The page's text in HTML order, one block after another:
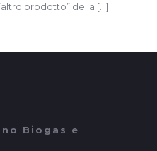
prodotto” della […]
Biogas e